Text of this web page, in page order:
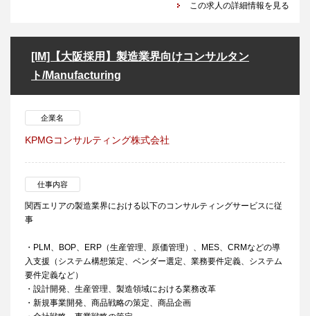
この求人の詳細情報を見る
[IM]【大阪採用】製造業界向けコンサルタン
ト/Manufacturing
企業名
KPMGコンサルティング株式会社
仕事内容
関西エリアの製造業界における以下のコンサルティングサービスに従
事
・PLM、BOP、ERP（生産管理、原価管理）、MES、CRMなどの導
入支援（システム構想策定、ベンダー選定、業務要件定義、システム
要件定義など）
・設計開発、生産管理、製造領域における業務改革
・新規事業開発、商品戦略の策定、商品企画